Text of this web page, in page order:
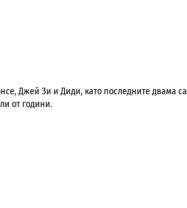
Джей Зи и Диди, като последните двама са
от години.